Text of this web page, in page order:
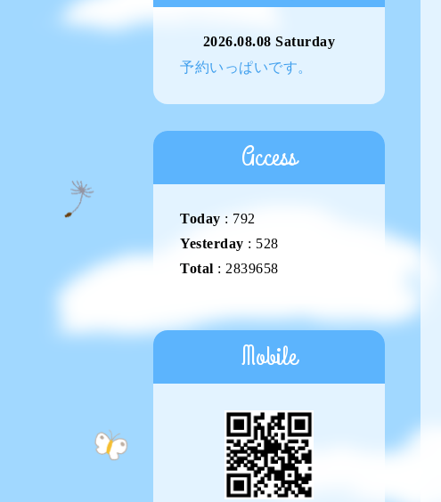
2026.08.08 Saturday
予約いっぱいです。
Access
Today : 792
Yesterday : 528
Total : 2839658
Mobile